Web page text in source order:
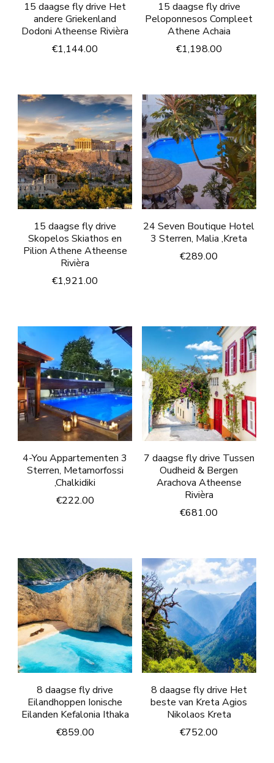
15 daagse fly drive Het
andere Griekenland
Dodoni Atheense Rivièra
€1,144.00
15 daagse fly drive
Peloponnesos Compleet
Athene Achaia
€1,198.00
15 daagse fly drive
Skopelos Skiathos en
Pilion Athene Atheense
Rivièra
€1,921.00
24 Seven Boutique Hotel
3 Sterren, Malia ,Kreta
€289.00
4-You Appartementen 3
Sterren, Metamorfossi
,Chalkidiki
€222.00
7 daagse fly drive Tussen
Oudheid & Bergen
Arachova Atheense
Rivièra
€681.00
8 daagse fly drive
Eilandhoppen Ionische
Eilanden Kefalonia Ithaka
€859.00
8 daagse fly drive Het
beste van Kreta Agios
Nikolaos Kreta
€752.00